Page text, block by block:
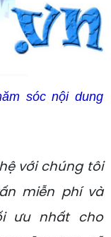
sóc nội dung
với chúng tôi
miễn phí và
ưu nhất cho